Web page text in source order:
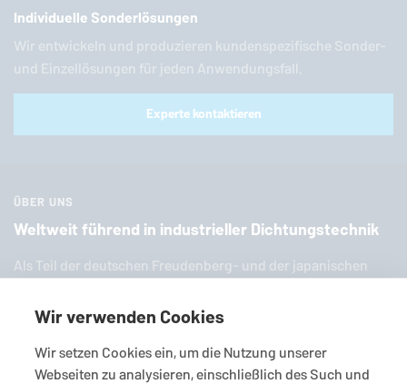
Individuelle Sonderlösungen
Wir entwickeln und produzieren kundenspezifische Sonder-
und Einzellösungen für jeden Anwendungsfall.
Experte kontaktieren
ÜBER UNS
Weltweit führend in industrieller Dichtungstechnik
Als Teil der deut­schen Freu­den­berg- und der ja­pa­ni­schen
Anbieter in­dus­tri­el­ler Dich­tungs­tech­nik. Wir bieten Ihnen
dual­lö­sun­gen und viel­fäl­ti­gen Services.
Wir verwenden Cookies
Wir setzen Cookies ein, um die Nutzung unserer
Webseiten zu analysieren, einschließlich des Such und